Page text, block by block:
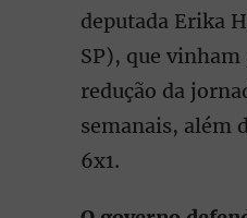
deputada Erika
SP), que vinham
redução da
semanais, além
6x1.